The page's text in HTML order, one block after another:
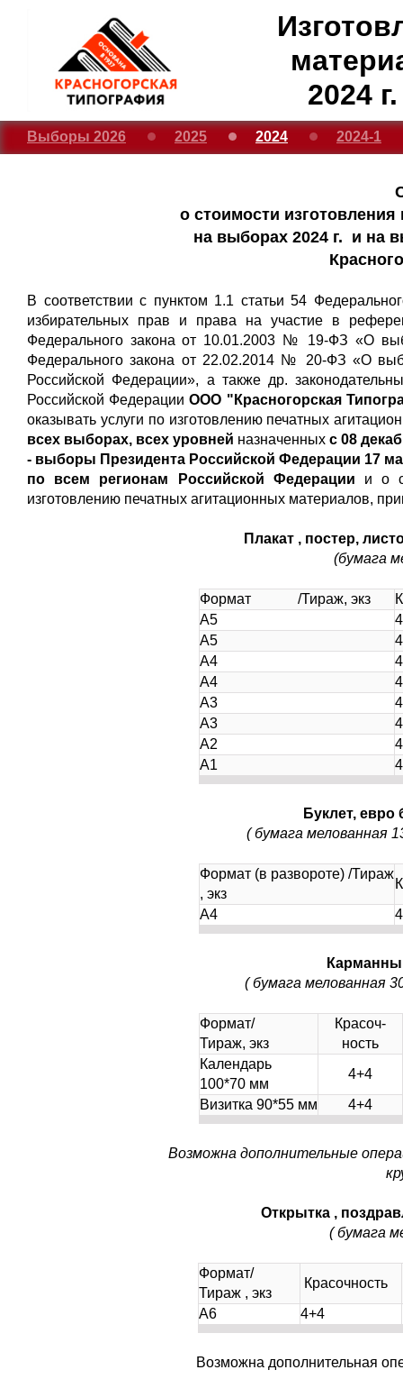
2024
Выборы 2026 2025 2024 2024-1
о стоимости
на выборах 2024 г. и на
В соответствии с пунктом 1.1 статьи 54
избирательных прав и права на участие в
Федерального закона от 10.01.2003 № 19-ФЗ «О
Федерального закона от 22.02.2014 № 20-ФЗ «О
Российской Федерации», а также др.
Российской ФедерацииООО "Красногорская
оказывать услуги по изготовлению печатных
всех выборах, всех уровней назначенных с 08
- выборы Президента Российской Федерации 17
по всем регионам Российской Федерации и о
изготовлению печатных агитационных материалов,
Плакат , постер,
(бумага
Формат /Тираж, экз
А5
А5
А4
А4
А3
А3
А2
А1
Буклет, евро
( бумага мелованная
Формат (в развороте) /Тираж
, экз
А4
( бумага мелованная
Формат/
Тираж, экз
Красоч-
ность
Календарь
100*70 мм
4+4
Визитка 90*55 мм
4+4
Возможна дополнительные
Открытка ,
( бумага
Формат/
Тираж , экз
Красочность
А6
4+4
Возможна дополнительная